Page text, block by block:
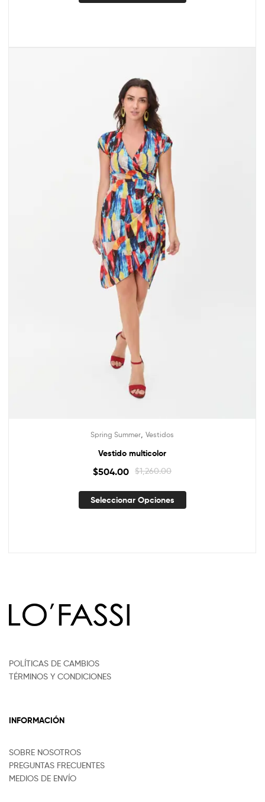
Spring Summer Vestidos
Vestido multicolor
$1,260.00
$504.00
Seleccionar Opciones
POLÍTICAS DE CAMBIOS
TÉRMINOS Y CONDICIONES
INFORMACIÓN
SOBRE NOSOTROS
PREGUNTAS FRECUENTES
MEDIOS DE ENVÍO